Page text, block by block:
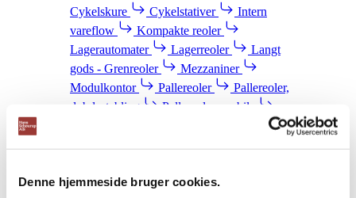
Denne hjemmeside bruger cookies.
Cykelskure
Cykelstativer
Intern
vareflow
Kompakte reoler
Lagerautomater
Lagerreoler
Langt
gods - Grenreoler
Mezzaniner
Modulkontor
Pallereoler
Pallereoler,
dybdestabling
Pallereoler, mobile
Pallereoler, push-
Sikkerhedsværn
Stålskabe -